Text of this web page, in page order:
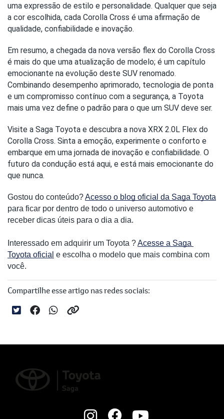
uma expressão de estilo e personalidade. Qualquer que seja
a cor escolhida, cada Corolla Cross é uma afirmação de
qualidade, confiabilidade e inovação.
Em resumo, a chegada da nova versão flex do Corolla Cross
é mais do que uma atualização de modelo; é um capítulo
emocionante na evolução deste SUV renomado.
Combinando desempenho aprimorado, tecnologia de ponta
e um compromisso contínuo com a segurança, a Toyota
mais uma vez define o padrão para o que um SUV deve ser.
Visite a Saga Toyota e descubra a nova XRX 2.0L Flex do
Corolla Cross. Sinta a emoção, experimente o conforto e
embarque em uma jornada de inovação e confiabilidade. O
futuro da condução está aqui, e está mais emocionante do
que nunca.
Gostou do conteúdo? Acesso o blog oficial da Saga Toyota
para ficar por dentro de todo o universo automotivo e
receber dicas úteis para o dia a dia.
Interessado em adquirir um Toyota ? Acesse a Saga
Toyota oficial e escolha o modelo que mais combina com
você.
Compartilhe esse artigo nas redes sociais: